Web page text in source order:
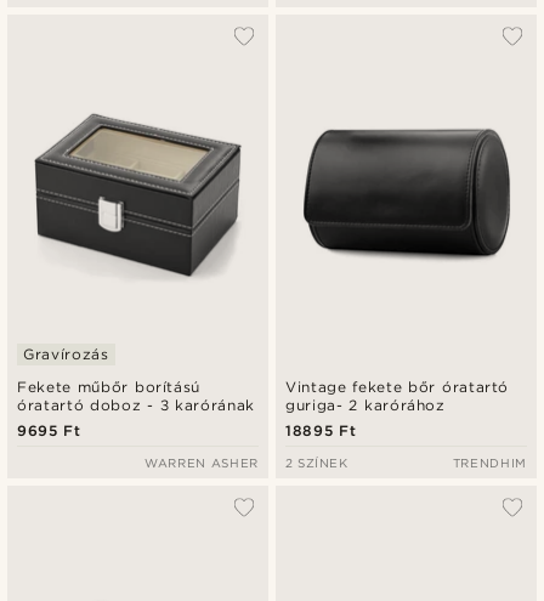
Fekete műbőr borítású
óratartó doboz - 3 karórának
Gravírozás
9695 Ft
WARREN ASHER
Vintage fekete bőr óratartó
guriga- 2 karórához
18895 Ft
2 SZÍNEK TRENDHIM